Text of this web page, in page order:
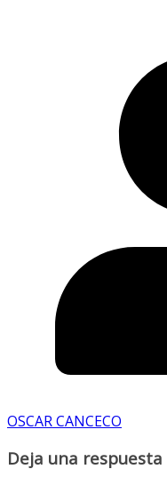
OSCAR CANCECO
Deja una respuesta